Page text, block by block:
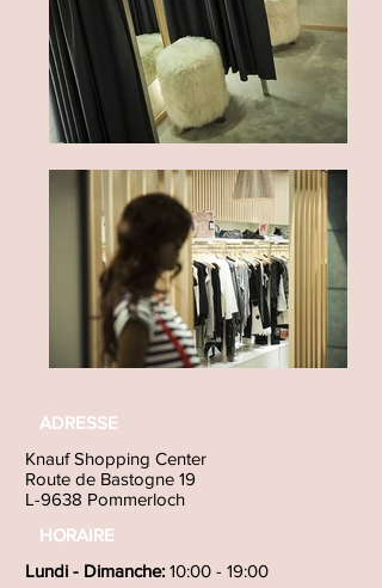
ADRESSE
Knauf Shopping Center
Route de Bastogne 19
L-9638 Pommerloch
HORAIRE
Lundi - Dimanche: 10:00 - 19:00